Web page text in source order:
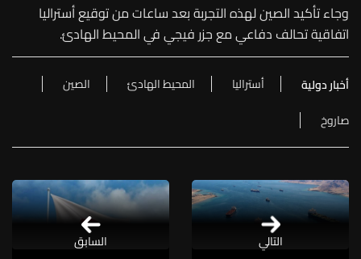
وجاء تأكيد الصين لهذه التجربة بعد ساعات من توقيع أستراليا
اتفاقية تحالف دفاعي مع جزر فيجي في المحيط الهادئ.
أخبار دولية أستراليا المحيط الهادئ
الصين
صاروخ
التالي السابق